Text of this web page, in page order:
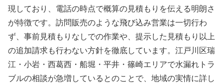
現しており、電話の時点で概算の見積もりを伝える明朗さ
が特徴です。訪問販売のような飛び込み営業は一切行わ
ず、事前見積もりなしでの作業や、提示した見積もり以上
の追加請求も行わない方針を徹底しています。江戸川区瑞
江・小岩・西葛西・船堀・平井・篠崎エリアで水漏れトラ
ブルの相談が急増しているとのことで、地域の実情に詳し